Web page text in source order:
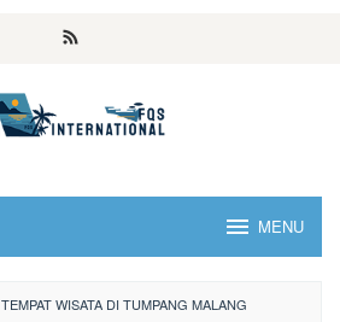
MENU
TEMPAT WISATA DI TUMPANG MALANG